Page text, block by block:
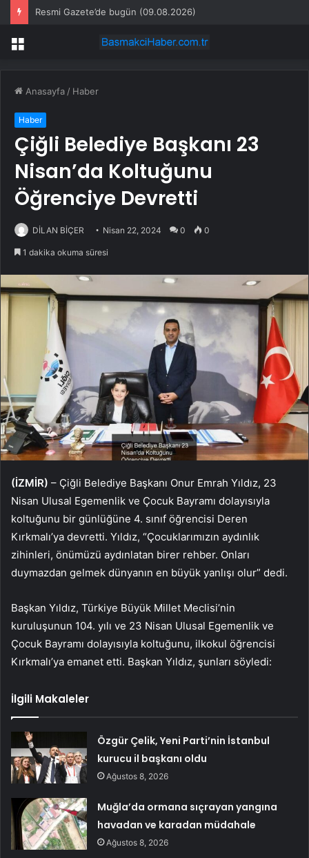
Resmi Gazete’de bugün (09.08.2026)
Menü
Anasayfa / Haber
Haber
Çiğli Belediye Başkanı 23
Nisan’da Koltuğunu
Öğrenciye Devretti
DİLAN BİÇER Nisan 22, 2024 0 0
1 dakika okuma süresi
(İZMİR) – Çiğli Belediye Başkanı Onur Emrah Yıldız, 23
Nisan Ulusal Egemenlik ve Çocuk Bayramı dolayısıyla
koltuğunu bir günlüğüne 4. sınıf öğrencisi Deren
Kırkmalı’ya devretti. Yıldız, “Çocuklarımızın aydınlık
zihinleri, önümüzü aydınlatan birer rehber. Onları
duymazdan gelmek dünyanın en büyük yanlışı olur” dedi.
Başkan Yıldız, Türkiye Büyük Millet Meclisi’nin
kuruluşunun 104. yılı ve 23 Nisan Ulusal Egemenlik ve
Çocuk Bayramı dolayısıyla koltuğunu, ilkokul öğrencisi
Kırkmalı’ya emanet etti. Başkan Yıldız, şunları söyledi:
İlgili Makaleler
Özgür Çelik, Yeni Parti’nin İstanbul
kurucu il başkanı oldu
Ağustos 8, 2026
Muğla’da ormana sıçrayan yangına
havadan ve karadan müdahale
Ağustos 8, 2026